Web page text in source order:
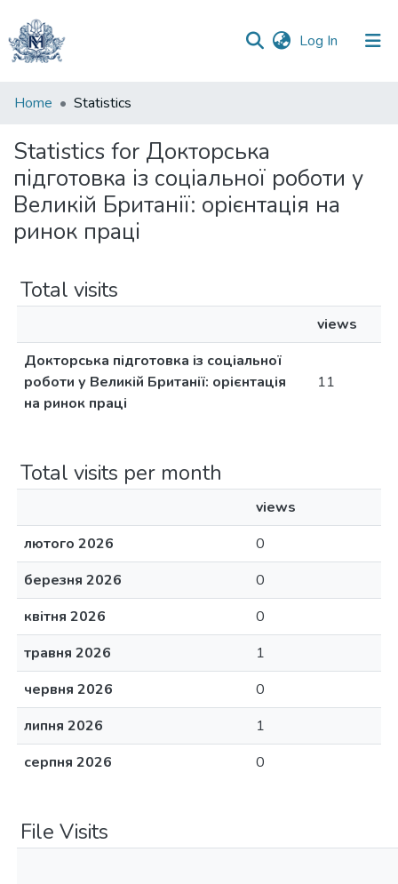
Log In (current)
Communities
Collections
All of DSpace
Home Statistics
Statistics for Докторська
підготовка із соціальної роботи у
Великій Британії: орієнтація на
ринок праці
Total visits
views
Докторська підготовка із соціальної
роботи у Великій Британії: орієнтація
на ринок праці
11
Total visits per month
views
лютого 2026
0
березня 2026
0
квітня 2026
0
травня 2026
1
червня 2026
0
липня 2026
1
серпня 2026
0
File Visits